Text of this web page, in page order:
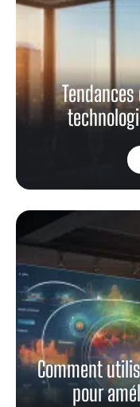
Comment
pour